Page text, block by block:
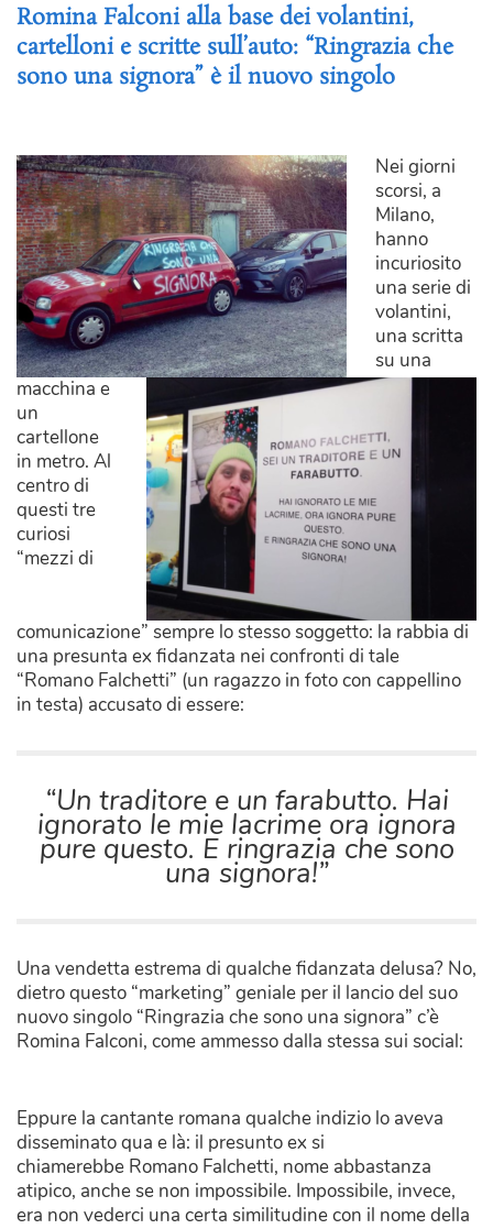
Romina Falconi alla base dei volantini,
cartelloni e scritte sull’auto: “Ringrazia che
sono una signora” è il nuovo singolo
Nei giorni
scorsi, a
Milano,
hanno
incuriosito
una serie di
volantini,
una scritta
su una
macchina e
un
cartellone
in metro. Al
centro di
questi tre
curiosi
“mezzi di
comunicazione” sempre lo stesso soggetto: la rabbia di
una presunta ex fidanzata nei confronti di tale
“Romano Falchetti” (un ragazzo in foto con cappellino
in testa) accusato di essere:
“Un traditore e un farabutto. Hai
ignorato le mie lacrime ora ignora
pure questo. E ringrazia che sono
una signora!”
Una vendetta estrema di qualche fidanzata delusa? No,
dietro questo “marketing” geniale per il lancio del suo
nuovo singolo “Ringrazia che sono una signora” c’è
Romina Falconi, come ammesso dalla stessa sui social:
Eppure la cantante romana qualche indizio lo aveva
disseminato qua e là: il presunto ex si
chiamerebbe Romano Falchetti, nome abbastanza
atipico, anche se non impossibile. Impossibile, invece,
era non vederci una certa similitudine con il nome della